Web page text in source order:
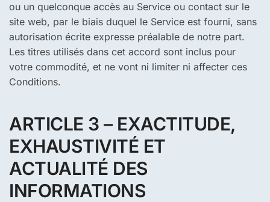
ou un quelconque accès au Service ou contact sur le
site web, par le biais duquel le Service est fourni, sans
autorisation écrite expresse préalable de notre part.
Les titres utilisés dans cet accord sont inclus pour
votre commodité, et ne vont ni limiter ni affecter ces
Conditions.
ARTICLE 3 – EXACTITUDE,
EXHAUSTIVITÉ ET
ACTUALITÉ DES
INFORMATIONS